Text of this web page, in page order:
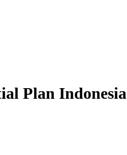
Plan Indonesia